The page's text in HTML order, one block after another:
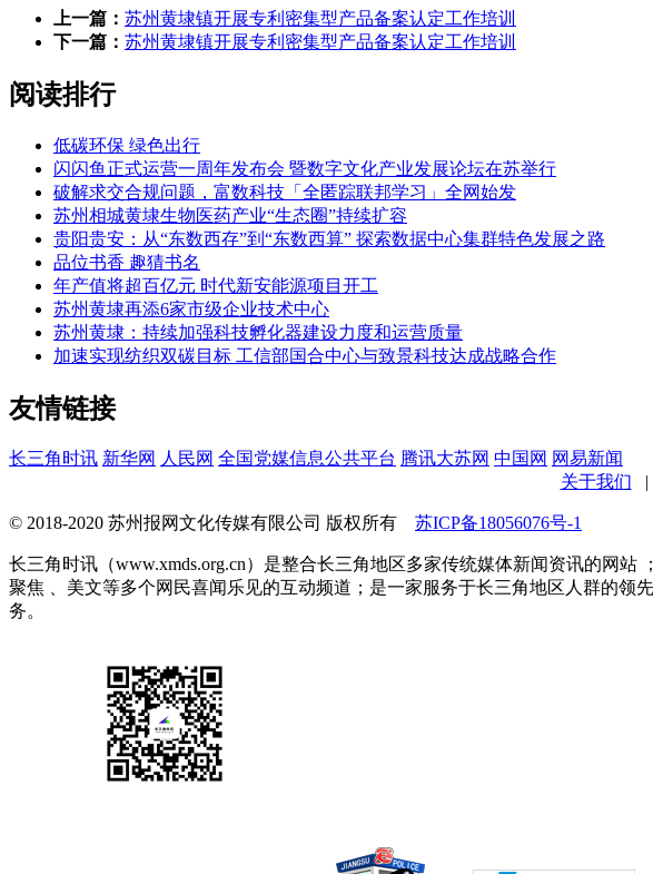
上一篇： 苏州黄埭镇开展专利密集型产品备案认定工作培训
下一篇： 苏州黄埭镇开展专利密集型产品备案认定工作培训
阅读排行
低碳环保 绿色出行
闪闪鱼正式运营一周年发布会 暨数字文化产业发展论坛在苏举行
破解求交合规问题，富数科技「全匿踪联邦学习」全网始发
苏州相城黄埭生物医药产业“生态圈”持续扩容
贵阳贵安：从“东数西存”到“东数西算” 探索数据中心集群特色发展之路
品位书香 趣猜书名
年产值将超百亿元 时代新安能源项目开工
苏州黄埭再添6家市级企业技术中心
苏州黄埭：持续加强科技孵化器建设力度和运营质量
加速实现纺织双碳目标 工信部国合中心与致景科技达成战略合作
友情链接
长三角时讯 新华网 人民网 全国党媒信息公共平台 腾讯大苏网 中国网 网易新闻
关于我们
|
© 2018-2020 苏州报网文化传媒有限公司 版权所有 苏ICP备18056076号-1
长三角时讯（www.xmds.org.cn）是整合长三角地区多家传统媒体新闻资讯的网
聚焦 、美文等多个网民喜闻乐见的互动频道；是一家服务于长三角地区人群的
务。